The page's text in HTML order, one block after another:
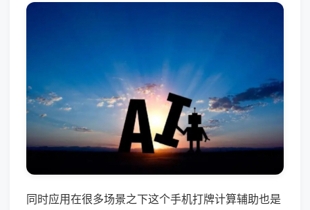
同时应用在很多场景之下这个手机打牌计算辅助也是